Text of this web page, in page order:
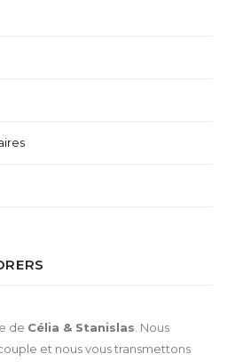
de Célia & Stanislas . Nous
et nous vous transmettons